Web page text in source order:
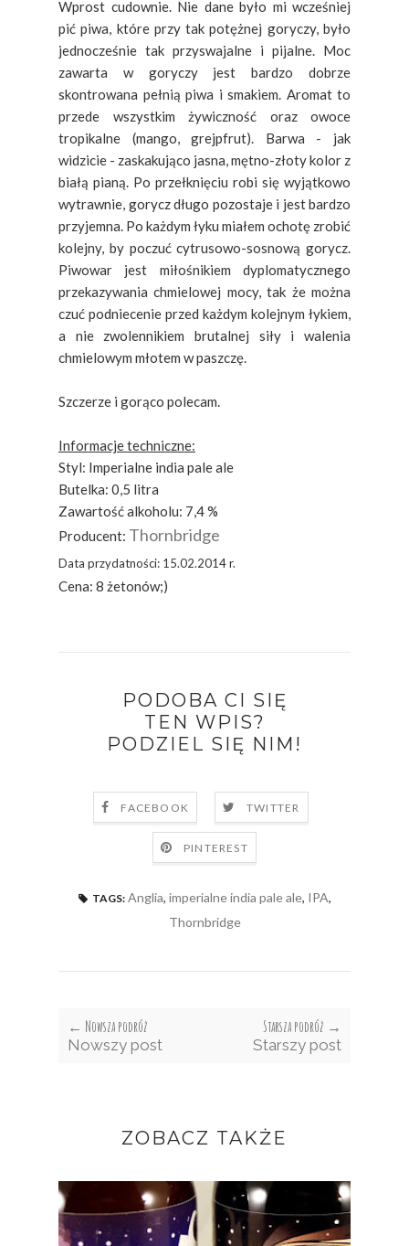
Wprost cudownie. Nie dane było mi wcześniej
pić piwa, które przy tak potężnej goryczy, było
jednocześnie tak przyswajalne i pijalne. Moc
zawarta w goryczy jest bardzo dobrze
skontrowana pełnią piwa i smakiem. Aromat to
przede wszystkim żywiczność oraz owoce
tropikalne (mango, grejpfrut). Barwa - jak
widzicie - zaskakująco jasna, mętno-złoty kolor z
białą pianą. Po przełknięciu robi się wyjątkowo
wytrawnie, gorycz długo pozostaje i jest bardzo
przyjemna. Po każdym łyku miałem ochotę zrobić
kolejny, by poczuć cytrusowo-sosnową gorycz.
Piwowar jest miłośnikiem dyplomatycznego
przekazywania chmielowej mocy, tak że można
czuć podniecenie przed każdym kolejnym łykiem,
a nie zwolennikiem brutalnej siły i walenia
chmielowym młotem w paszczę.
Szczerze i gorąco polecam.
Informacje techniczne:
Styl: Imperialne india pale ale
Butelka: 0,5 litra
Zawartość alkoholu: 7,4 %
Producent: Thornbridge
Data przydatności: 15.02.2014 r.
Cena: 8 żetonów;)
PODOBA CI SIĘ
TEN WPIS?
PODZIEL SIĘ NIM!
FACEBOOK TWITTER
PINTEREST
TAGS: Anglia, imperialne india pale ale, IPA,
Thornbridge
← Nowsza podróż
Nowszy post
Starsza podróż →
Starszy post
ZOBACZ TAKŻE